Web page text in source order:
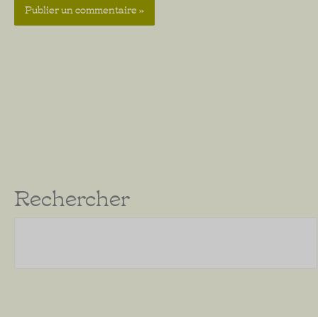
Rechercher